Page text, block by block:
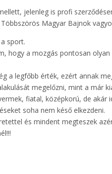
jelenleg is profi
Magyar Bajnok
sport.
hogy a mozgás pontosan
a legfőbb érték, ezért annak
megelőzni, mint a már
fiatal, középkorú, de akár
soha nem késő elkezdeni.
és mindent megteszek